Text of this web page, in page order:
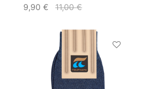
9,90 € 11,00€